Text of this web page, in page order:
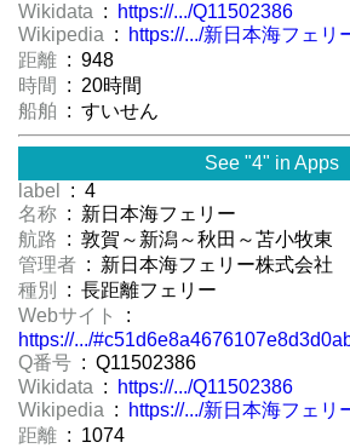
Wikidata :
https://.../Q11502386
Wikipedia :
https://.../新日本海フェリ
距離 : 948
時間
: 20時間
船舶 : すいせん
See "4" in Apps
label
: 4
名称 : 新日本海フェリー
航路 : 敦賀～新潟～秋田～苫小牧東
管理者 : 新日本海フェリー株式会社
種別
: 長距離フェリー
Webサイト
:
https://.../
Q番号 : Q11502386
Wikidata :
https://.../Q11502386
Wikipedia :
https://.../新日本海フェリ
距離 : 1074